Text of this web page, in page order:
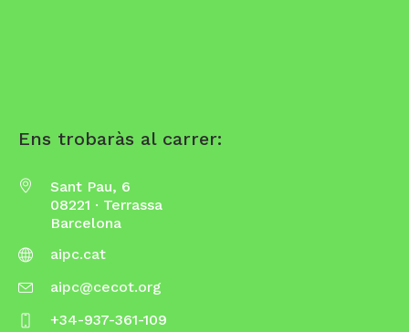
Ens trobaràs al carrer:
Sant Pau, 6
08221 · Terrassa
Barcelona
aipc.cat
aipc@cecot.org
+34-937-361-109